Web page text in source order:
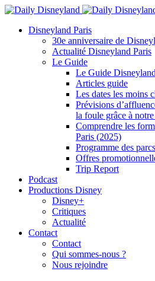
Disneyland Paris
30e anniversaire de
Actualité Disneyland Paris
Le Guide
Le Guide Disneyland
Articles guide
Les dates les moins
Prévisions
la foule grâce à
Comprendre les
Paris (2025)
Programme des parcs
Offres
Trip Report
Podcast
Productions Disney
Disney+
Critiques
Actualité
Contact
Contact
Qui sommes-nous ?
Nous rejoindre